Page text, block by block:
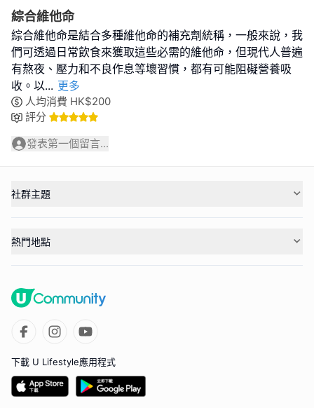
綜合維他命
綜合維他命是結合多種維他命的補充劑統稱，一般來說，我
們可透過日常飲食來獲取這些必需的維他命，但現代人普遍
有熬夜、壓力和不良作息等壞習慣，都有可能阻礙營養吸
收。以... 更多
人均消費 HK$200
評分
發表第一個留言...
社群主題
熱門地點
下載 U Lifestyle應用程式